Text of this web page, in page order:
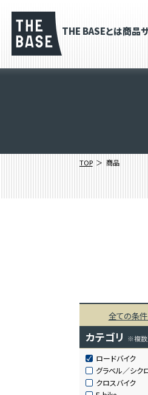
THE BASEとは商品
TOP 商品
全ての条
カテゴリ ※複数
ロードバイク
グラベル／シク
クロスバイク